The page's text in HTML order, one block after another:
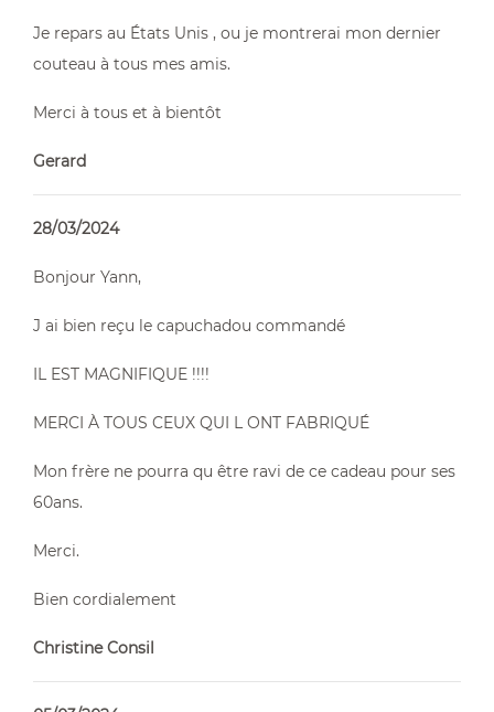
Je repars au États Unis , ou je montrerai mon dernier
couteau à tous mes amis.
Merci à tous et à bientôt
Gerard
28/03/2024
Bonjour Yann,
J ai bien reçu le capuchadou commandé
IL EST MAGNIFIQUE !!!!
MERCI À TOUS CEUX QUI L ONT FABRIQUÉ
Mon frère ne pourra qu être ravi de ce cadeau pour ses
60ans.
Merci.
Bien cordialement
Christine Consil